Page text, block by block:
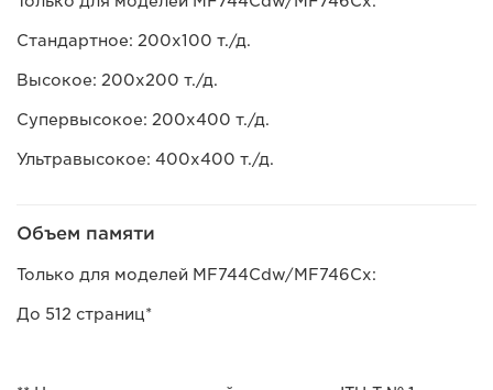
Стандартное: 200x100 т./д.
Высокое: 200x200 т./д.
Супервысокое: 200x400 т./д.
Ультравысокое: 400x400 т./д.
Объем памяти
Только для моделей MF744Cdw/MF746Cx:
До 512 страниц*